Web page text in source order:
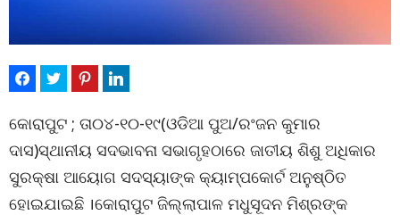
କୋରାପୁଟ ; ତା୦୪-୧୦-୧୯(ଓଡିଆ ପୁଅ/ରଂଜନ କୁମାର
ଦାସ)ସ୍ଥାନୀୟ ସଦଭାବନା ସଭାଗୃହଠାରେ ଜାତୀୟ ଶିଶୁ ଅଧିକାର
ସୁରକ୍ଷା ଆୟୋଗ ସଦସ୍ୟାଙ୍କ କ୍ୟାମ୍ପକୋର୍ଟ ଅନୁଷ୍ଠିତ
ହୋଇଯାଇଛି ।କୋରାପୁଟ ଜିଲ୍ଲାପାଳ ମଧୁସୂଦନ ମିଶ୍ରଙ୍କ